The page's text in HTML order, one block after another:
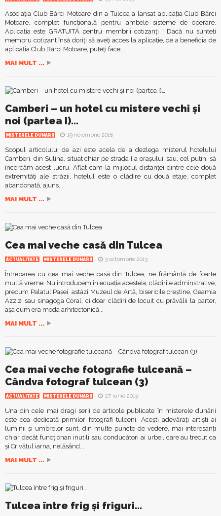
Asociaţia Club Bărci Motoare din a Tulcea a lansat aplicaţia Club Bărci
Motoare, complet funcţională pentru ambele sisteme de operare.
Aplicaţia este GRATUITĂ pentru membrii cotizanţi ! Dacă nu sunteţi
membru cotizant însă doriţi să aveţi acces la aplicaţie, de a beneficia de
aplicaţia Club Bărci Motoare, puteţi face...
MAI MULT ...
Camberi – un hotel cu mistere vechi și
noi (partea I)…
MISTERELE DUNARII 19 noiembrie 2018
Scopul articolului de azi este acela de a dezlega misterul hotelului
Camberi, din Sulina, situat chiar pe strada I a orașului, sau, cel puțin, să
încercăm acest lucru. Aflat cam la mijlocul distanței dintre cele două
extremități ale străzii, hotelul este o clădire cu două etaje, complet
abandonată, ajuns...
MAI MULT ...
Cea mai veche casă din Tulcea
ACTUALITATE MISTERELE DUNARII 3 octombrie 2013
Întrebarea cu cea mai veche casă din Tulcea, ne frământă de foarte
multă vreme. Nu introducem în ecuația acesteia, clădirile adminstrative,
precum Palatul Pașei, astăzi Muzeul de Artă, bisericile creștine, Geamia
Azzizi sau sinagoga Coral, ci doar clădiri de locuit cu prăvălii la parter,
așa cum era moda arhitectonică...
MAI MULT ...
Cea mai veche fotografie tulceană –
Cândva fotograf tulcean (3)
ACTUALITATE MISTERELE DUNARII 27 iunie 2013
Una din cele mai dragi serii de articole publicate în misterele dunării
este cea dedicată primilor fotografi tulceni. Acești adevărați artiști ai
luminii și umbrelor sunt, din multe puncte de vedere, mai interesanți
chiar decât funcționari inutili sau conducători ai urbei, care au trecut ca
și Crivățul iarna, nelăsând...
MAI MULT ...
Tulcea între frig și friguri…